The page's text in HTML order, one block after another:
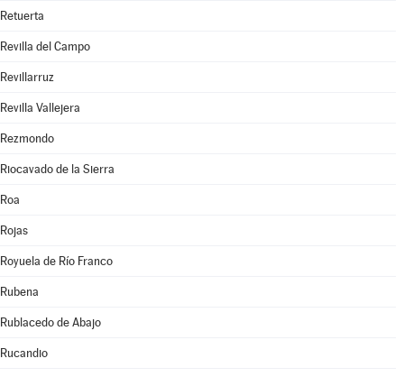
Retuerta
Revilla del Campo
Revillarruz
Revilla Vallejera
Rezmondo
Riocavado de la Sierra
Roa
Rojas
Royuela de Río Franco
Rubena
Rublacedo de Abajo
Rucandio